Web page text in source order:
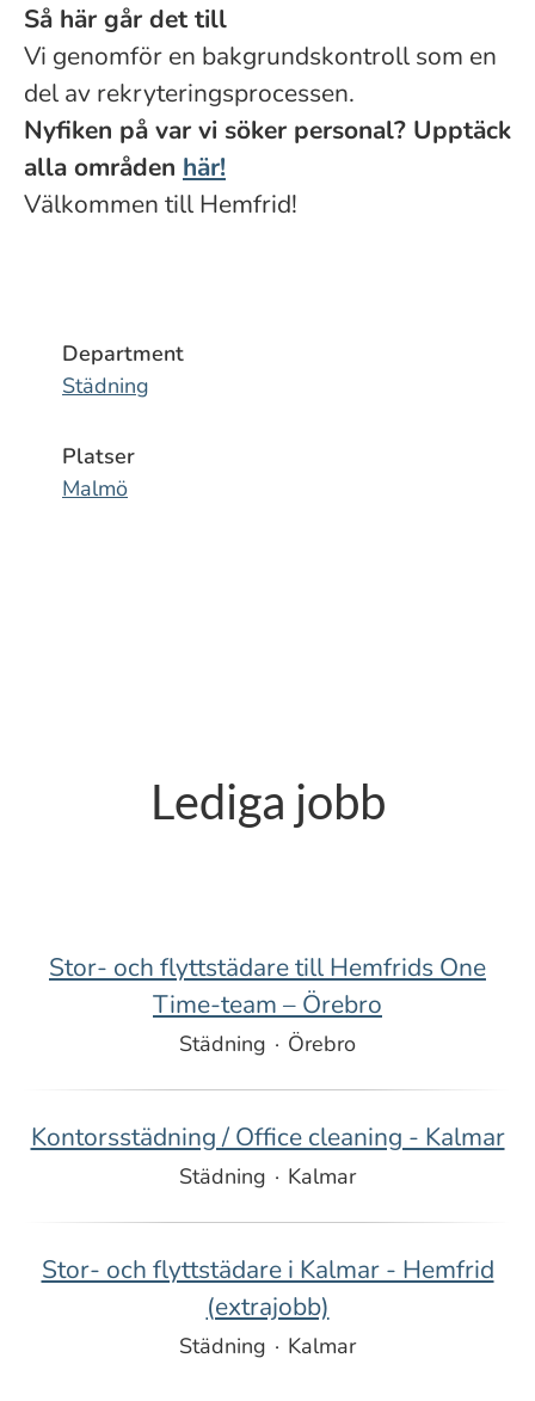
Så här går det till
Vi genomför en bakgrundskontroll som en
del av rekryteringsprocessen.
Nyfiken på var vi söker personal? Upptäck
alla områden här!
Välkommen till Hemfrid!
Department
Städning
Platser
Malmö
Lediga jobb
Stor- och flyttstädare till Hemfrids One
Time-team – Örebro
Städning · Örebro
Kontorsstädning / Office cleaning - Kalmar
Städning · Kalmar
Stor- och flyttstädare i Kalmar - Hemfrid
(extrajobb)
Städning · Kalmar